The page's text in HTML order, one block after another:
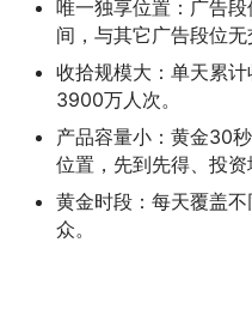
唯一独享位置：广告段
间，与其它广告段位无
收拾规模大：单天累
3900万人次。
产品容量小：黄金30
位置，先到先得、投资
黄金时段：每天覆盖
众。